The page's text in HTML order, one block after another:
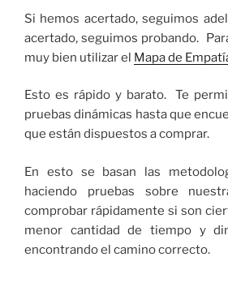
Si hemos acertado, seguimos
acertado, seguimos probando.
muy bien utilizar el Mapa de
Esto es rápido y barato. Te
pruebas dinámicas hasta que
que están dispuestos a comprar.
En esto se basan las
haciendo pruebas sobre
comprobar rápidamente si son
menor cantidad de tiempo y
encontrando el camino correcto.